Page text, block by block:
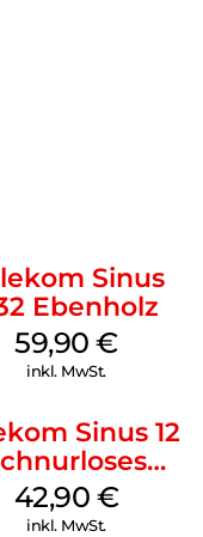
Sinus
Ebenholz
59,90€
inkl. MwSt.
Sinus 12
Telefon
Schwarz
42,90 €
inkl. MwSt.